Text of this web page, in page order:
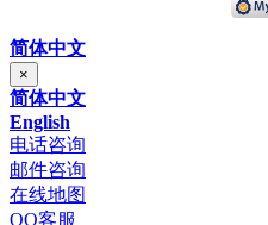
简体中文
×
简体中文
English
电话咨询
邮件咨询
在线地图
QQ客服